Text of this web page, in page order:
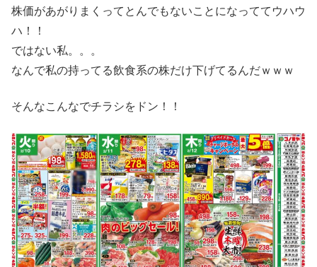
株価があがりまくってとんでもないことになっててウハウ
ハ！！
ではない私。。。
なんで私の持ってる飲食系の株だけ下げてるんだｗｗｗ
そんなこんなでチラシをドン！！